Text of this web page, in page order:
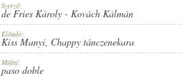
Szerző:
de Fries Károly - Kovách Kálmán
Előadó:
Kiss Manyi, Chappy tánczenekara
Műfaj:
paso doble